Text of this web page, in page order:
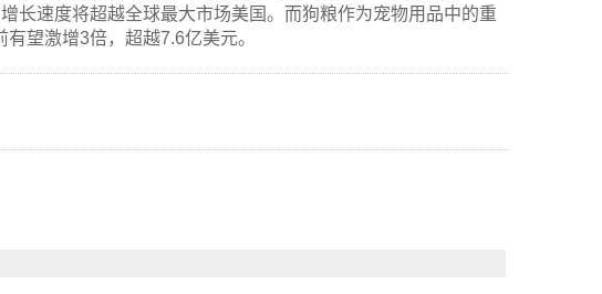
长速度将超越全球最大市场美国。而狗粮作为宠物用品中的重
望激增3倍，超越7.6亿美元。